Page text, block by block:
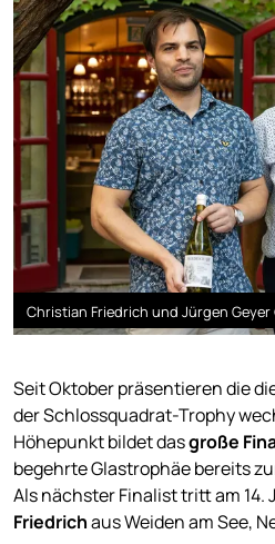
Christian Friedrich und Jürgen
Seit Oktober präsentieren die
der Schlossquadrat-Trophy
Höhepunkt bildet dasgroße
begehrte Glastrophäe bereits
Als nächster Finalist tritt am 14.
Friedrichaus Weiden am See,